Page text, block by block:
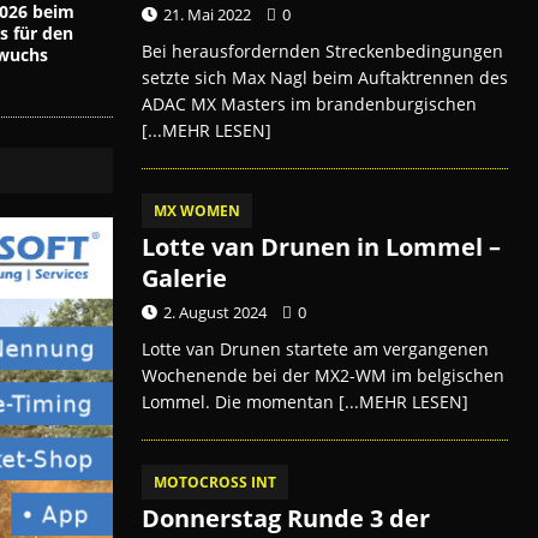
beim
für den
21. Mai 2022 0
Bei herausfordernden Streckenbedingungen
setzte sich Max Nagl beim Auftaktrennen des
ADAC MX Masters im brandenburgischen
[...MEHR LESEN]
MX WOMEN
Lotte van Drunen in Lommel –
Galerie
2. August 2024 0
Lotte van Drunen startete am vergangenen
Wochenende bei der MX2-WM im belgischen
Lommel. Die momentan [...MEHR LESEN]
MOTOCROSS INT
Donnerstag Runde 3 der